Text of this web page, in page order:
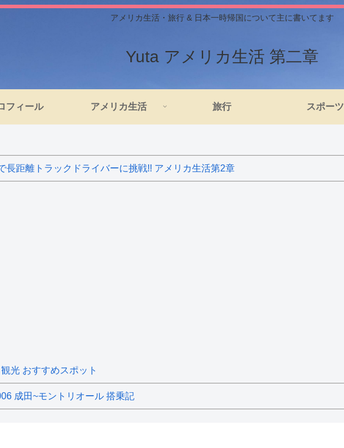
アメリカ生活・旅行 & 日本一時帰国について主に書いてます
Yuta アメリカ生活 第二章
フィール アメリカ生活 旅行 スポーツ
長距離トラックドライバーに挑戦!! アメリカ生活第2章
光 おすすめスポット
成田~モントリオール 搭乗記